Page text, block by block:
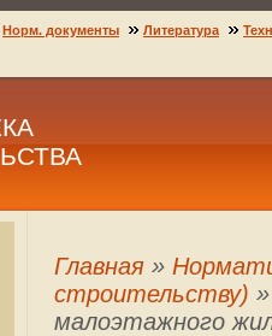
Главная »
строительству)
малоэтажного
Норм. документы Литература